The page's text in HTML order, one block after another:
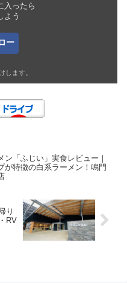
入ったら
よう
ー
します。
ン「ふじい」実食レビュー｜
が特徴の白系ラーメン！鳴門
り
RV